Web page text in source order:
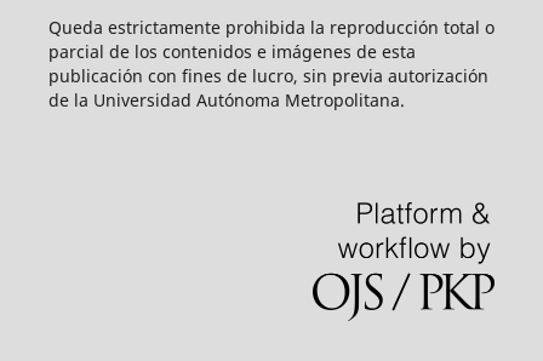
Queda estrictamente prohibida la reproducción total o
parcial de los contenidos e imágenes de esta
publicación con fines de lucro, sin previa autorización
de la Universidad Autónoma Metropolitana.